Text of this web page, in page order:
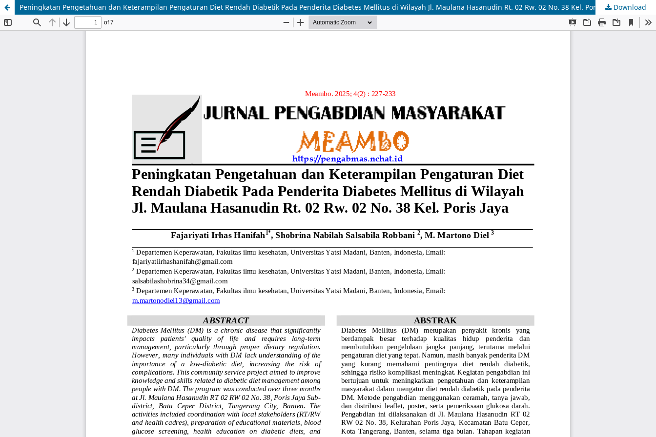
Peningkatan Pengetahuan dan Keterampilan Pengaturan Diet Rendah Diabetik Pada Penderita Diabetes Mellitus di Wilayah Jl. Maulana Hasanudin Rt. 02 Rw. 02 No. 38 Kel. Poris JayaDownload